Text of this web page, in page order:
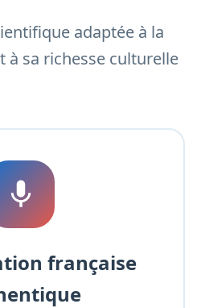
adaptée à la
à sa richesse culturelle
française